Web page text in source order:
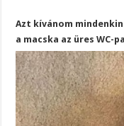
Azt kívánom
a macska az üres WC-